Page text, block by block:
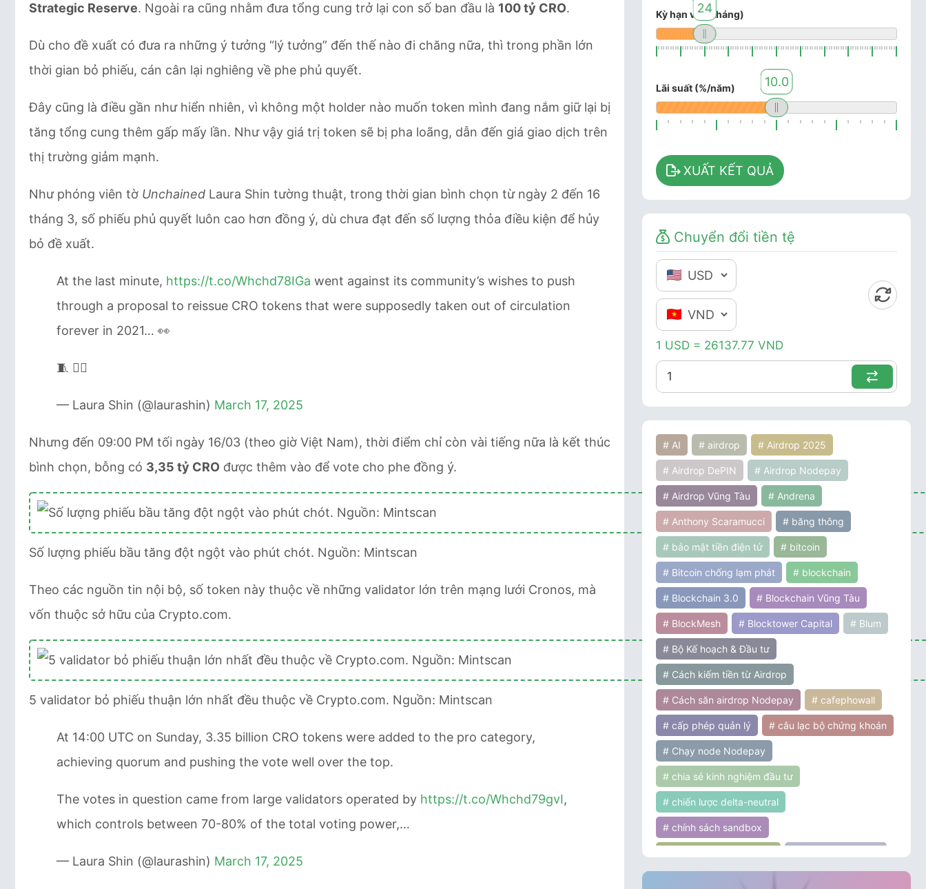
Strategic Reserve. Ngoài ra cũng nhằm đưa tổng cung trở lại con số ban đầu là 100 tỷ CRO.
Dù cho đề xuất có đưa ra những ý tưởng “lý tưởng” đến thế nào đi chăng nữa, thì trong phần lớn
thời gian bỏ phiếu, cán cân lại nghiêng về phe phủ quyết.
Đây cũng là điều gần như hiển nhiên, vì không một holder nào muốn token mình đang nắm giữ lại bị
tăng tổng cung thêm gấp mấy lần. Như vậy giá trị token sẽ bị pha loãng, dẫn đến giá giao dịch trên
thị trường giảm mạnh.
Như phóng viên tờ Unchained Laura Shin tường thuật, trong thời gian bình chọn từ ngày 2 đến 16
tháng 3, số phiếu phủ quyết luôn cao hơn đồng ý, dù chưa đạt đến số lượng thỏa điều kiện để hủy
bỏ đề xuất.
At the last minute, https://t.co/Whchd78IGa went against its community’s wishes to push
through a proposal to reissue CRO tokens that were supposedly taken out of circulation
forever in 2021… 👀
🧵 👇🏻
— Laura Shin (@laurashin) March 17, 2025
Nhưng đến 09:00 PM tối ngày 16/03 (theo giờ Việt Nam), thời điểm chỉ còn vài tiếng nữa là kết thúc
bình chọn, bỗng có 3,35 tỷ CRO được thêm vào để vote cho phe đồng ý.
Số lượng phiếu bầu tăng đột ngột vào phút chót. Nguồn: Mintscan
Theo các nguồn tin nội bộ, số token này thuộc về những validator lớn trên mạng lưới Cronos, mà
vốn thuộc sở hữu của Crypto.com.
5 validator bỏ phiếu thuận lớn nhất đều thuộc về Crypto.com. Nguồn: Mintscan
At 14:00 UTC on Sunday, 3.35 billion CRO tokens were added to the pro category,
achieving quorum and pushing the vote well over the top.
The votes in question came from large validators operated by https://t.co/Whchd79gvI,
which controls between 70-80% of the total voting power,…
— Laura Shin (@laurashin) March 17, 2025
Kỳ hạn vay (tháng)
24
Lãi suất (%/năm) 10.0
XUẤT KẾT QUẢ
Chuyển đổi tiền tệ
1 USD = 26137.77 VND
# AI # airdrop # Airdrop 2025
# Airdrop DePIN # Airdrop Nodepay
# Airdrop Vũng Tàu # Andrena
# Anthony Scaramucci # băng thông
# bảo mật tiền điện tử # bitcoin
# Bitcoin chống lạm phát # blockchain
# Blockchain 3.0 # Blockchain Vũng Tàu
# BlockMesh # Blocktower Capital # Blum
# Bộ Kế hoạch & Đầu tư
# Cách kiếm tiền từ Airdrop
# Cách săn airdrop Nodepay # cafephowall
# cấp phép quản lý # câu lạc bộ chứng khoán
# Chạy node Nodepay
# chia sẻ kinh nghiệm đầu tư
# chiến lược delta-neutral
# chính sách sandbox